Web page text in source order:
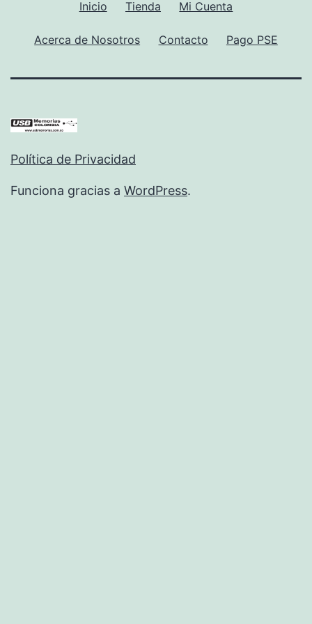
Inicio Tienda Mi Cuenta
Acerca de Nosotros Contacto Pago PSE
Política de Privacidad
Funciona gracias a WordPress.